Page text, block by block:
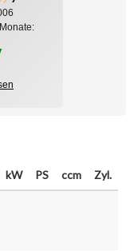
kW PS ccm Zyl.